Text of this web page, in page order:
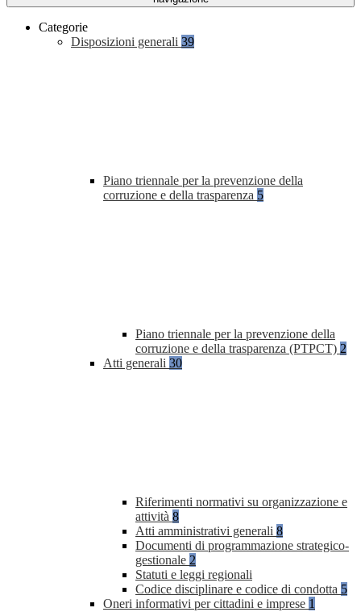
Categorie
Disposizioni generali 39
Piano triennale per la prevenzione della
corruzione e della trasparenza 5
Piano triennale per la prevenzione della
corruzione e della trasparenza (PTPCT) 2
Atti generali 30
Riferimenti normativi su organizzazione e
attività 8
Atti amministrativi generali 8
Documenti di programmazione strategico-
gestionale 2
Statuti e leggi regionali
Codice disciplinare e codice di condotta 5
Oneri informativi per cittadini e imprese 1